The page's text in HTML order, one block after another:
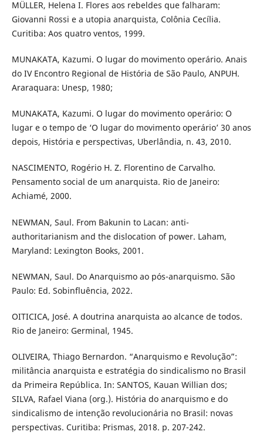
MÜLLER, Helena I. Flores aos rebeldes que falharam:
Giovanni Rossi e a utopia anarquista, Colônia Cecília.
Curitiba: Aos quatro ventos, 1999.
MUNAKATA, Kazumi. O lugar do movimento operário. Anais
do IV Encontro Regional de História de São Paulo, ANPUH.
Araraquara: Unesp, 1980;
MUNAKATA, Kazumi. O lugar do movimento operário: O
lugar e o tempo de ‘O lugar do movimento operário’ 30 anos
depois, História e perspectivas, Uberlândia, n. 43, 2010.
NASCIMENTO, Rogério H. Z. Florentino de Carvalho.
Pensamento social de um anarquista. Rio de Janeiro:
Achiamé, 2000.
NEWMAN, Saul. From Bakunin to Lacan: anti-
authoritarianism and the dislocation of power. Laham,
Maryland: Lexington Books, 2001.
NEWMAN, Saul. Do Anarquismo ao pós-anarquismo. São
Paulo: Ed. Sobinfluência, 2022.
OITICICA, José. A doutrina anarquista ao alcance de todos.
Rio de Janeiro: Germinal, 1945.
OLIVEIRA, Thiago Bernardon. “Anarquismo e Revolução”:
militância anarquista e estratégia do sindicalismo no Brasil
da Primeira República. In: SANTOS, Kauan Willian dos;
SILVA, Rafael Viana (org.). História do anarquismo e do
sindicalismo de intenção revolucionária no Brasil: novas
perspectivas. Curitiba: Prismas, 2018. p. 207-242.